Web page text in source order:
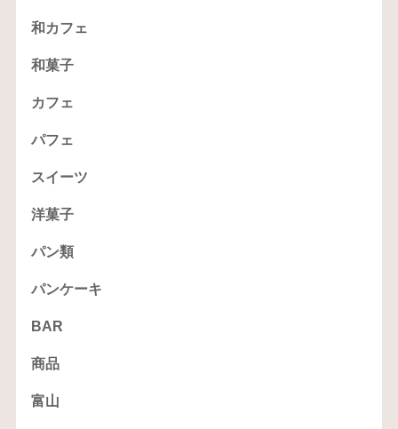
和カフェ
和菓子
カフェ
パフェ
スイーツ
洋菓子
パン類
パンケーキ
BAR
商品
富山